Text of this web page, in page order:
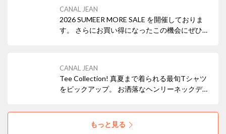
CANAL JEAN
2026 SUMEER MORE SALE を開催しておりま
す。 さらにお買い得になったこの機会にぜひ、
CANAL JEAN
Tee Collection! 真夏まで着られる最旬Tシャツ
をピックアップ。 お洒落なヘンリーネックデザ
のアニマル転写プリントなど、コーディネート
に映えるTシャツが勢揃い◎ ぜひ、お気に入り
もっと見る